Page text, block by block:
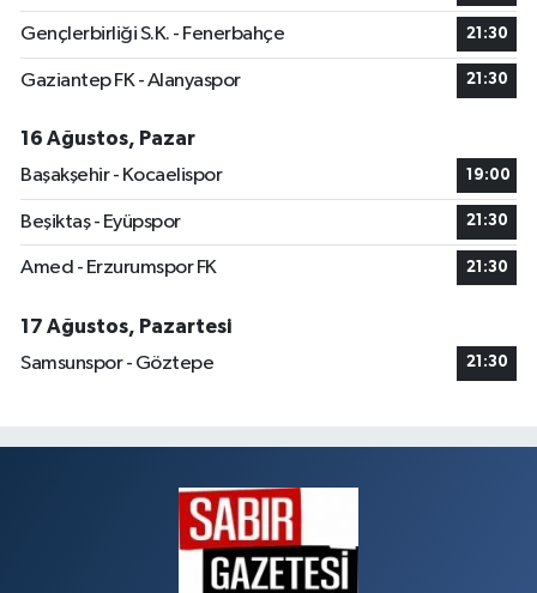
Gençlerbirliği S.K. - Fenerbahçe 21:30
Gaziantep FK - Alanyaspor 21:30
16 Ağustos, Pazar
Başakşehir - Kocaelispor
19:00
Beşiktaş - Eyüpspor 21:30
Amed - Erzurumspor FK 21:30
17 Ağustos, Pazartesi
Samsunspor - Göztepe
21:30